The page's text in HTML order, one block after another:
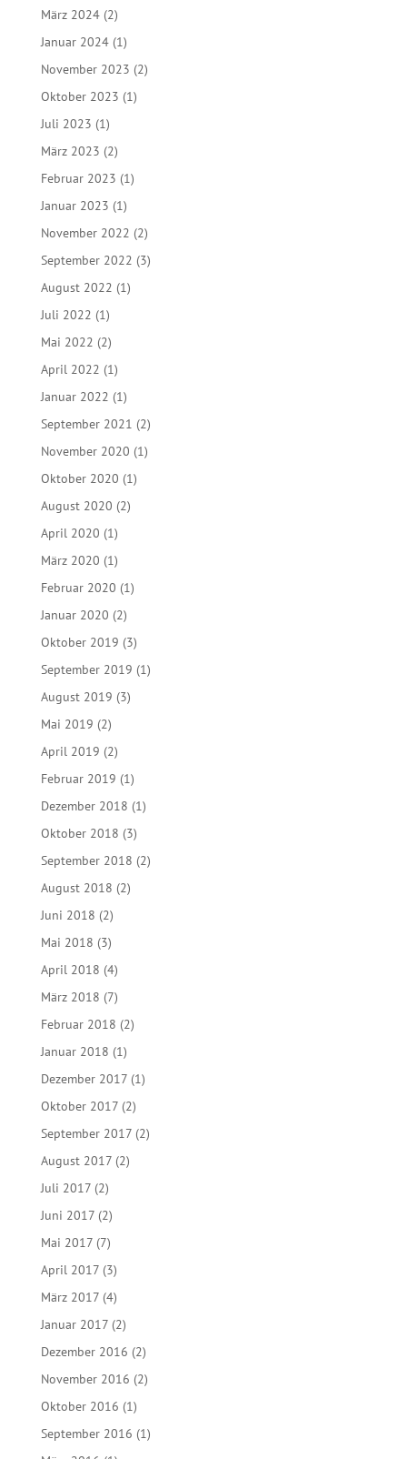
März 2024(2)
Januar 2024(1)
November 2023 (2)
Oktober 2023 (1)
Juli 2023 (1)
März 2023 (2)
Februar 2023 (1)
Januar 2023 (1)
November 2022 (2)
September 2022 (3)
August 2022 (1)
Juli 2022 (1)
Mai 2022 (2)
April 2022 (1)
Januar 2022 (1)
September 2021 (2)
November 2020 (1)
Oktober 2020 (1)
August 2020 (2)
April 2020 (1)
März 2020 (1)
Februar 2020 (1)
Januar 2020 (2)
Oktober 2019 (3)
September 2019 (1)
August 2019 (3)
Mai 2019 (2)
April 2019 (2)
Februar 2019 (1)
Dezember 2018 (1)
Oktober 2018 (3)
September 2018 (2)
August 2018 (2)
Juni 2018 (2)
Mai 2018 (3)
April 2018 (4)
März 2018 (7)
Februar 2018 (2)
Januar 2018 (1)
Dezember 2017(1)
Oktober 2017(2)
September 2017(2)
August 2017(2)
Juli 2017(2)
Juni 2017(2)
Mai 2017(7)
April 2017(3)
März 2017(4)
Januar 2017(2)
Dezember 2016 (2)
November 2016 (2)
Oktober 2016 (1)
September 2016 (1)